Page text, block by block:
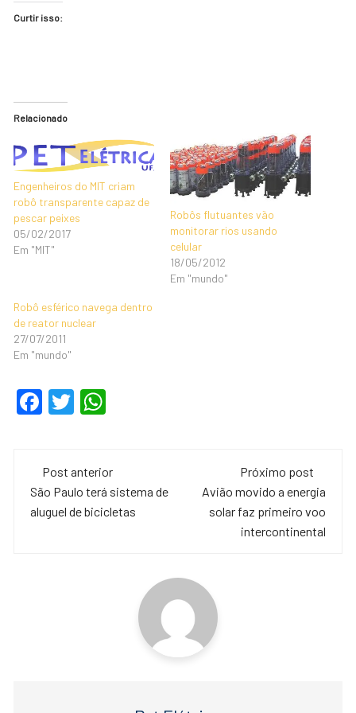
Curtir isso:
Relacionado
Engenheiros do MIT criam
robô transparente capaz de
pescar peixes
05/02/2017
Em "MIT"
Robôs flutuantes vão
monitorar rios usando
celular
18/05/2012
Em "mundo"
Robô esférico navega dentro
de reator nuclear
27/07/2011
Em "mundo"
F
e
b
o
T
er s
A
Navegação
de
Post anterior
São Paulo terá sistema de
aluguel de bicicletas
Próximo post
Avião movido a energia
solar faz primeiro voo
intercontinental